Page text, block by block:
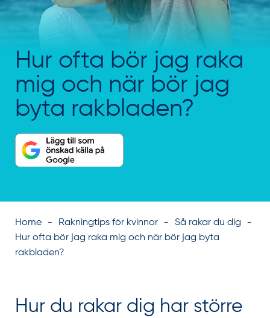
Hur ofta bör jag raka
mig och när bör jag
byta rakbladen?
Home Rakningtips för kvinnor
Så rakar du dig
Hur ofta bör jag raka mig och när bör jag byta
rakbladen?
Hur du rakar dig har större